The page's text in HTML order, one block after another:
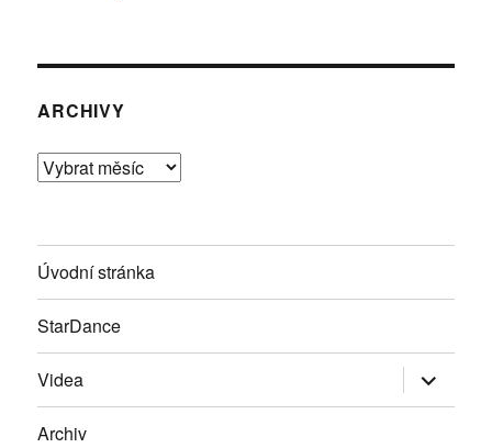
ARCHIVY
Archivy
Úvodní stránka
StarDance
Videa Zobrazit
položky
Archiv